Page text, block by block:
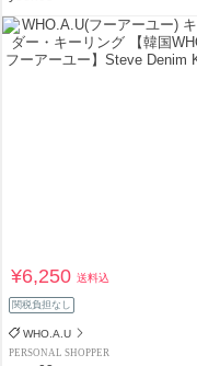
¥6,250送料込
関税負担なし
WHO.A.U
PERSONAL SHOPPER